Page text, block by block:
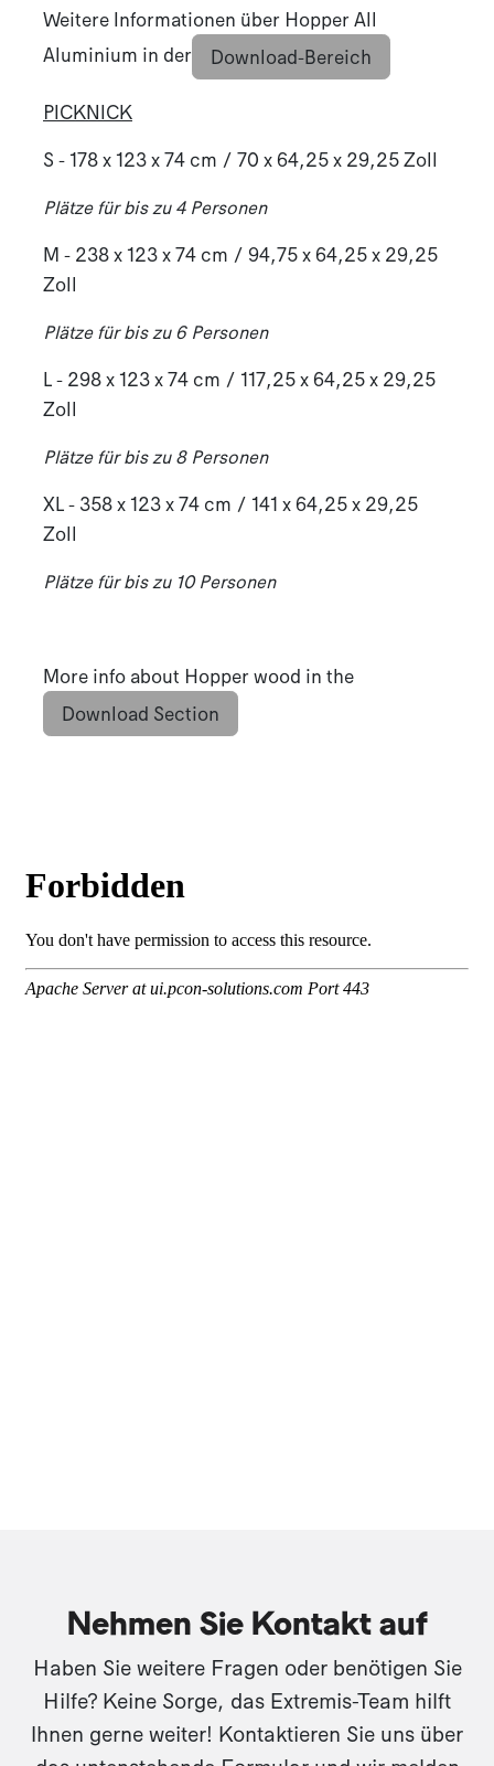
Weitere Informationen über Hopper All
Aluminium in der
Download-Bereich
PICKNICK
S - 178 x 123 x 74 cm / 70 x 64,25 x 29,25 Zoll
Plätze für bis zu 4 Personen
M - 238 x 123 x 74 cm / 94,75 x 64,25 x 29,25
Zoll
Plätze für bis zu 6 Personen
L - 298 x 123 x 74 cm / 117,25 x 64,25 x 29,25
Zoll
Plätze für bis zu 8 Personen
XL - 358 x 123 x 74 cm / 141 x 64,25 x 29,25
Zoll
Plätze für bis zu 10 Personen
More info about Hopper wood in the
Download Section
Nehmen Sie Kontakt auf
Haben Sie weitere Fragen oder benötigen Sie
Hilfe? Keine Sorge, das Extremis-Team hilft
Ihnen gerne weiter! Kontaktieren Sie uns über